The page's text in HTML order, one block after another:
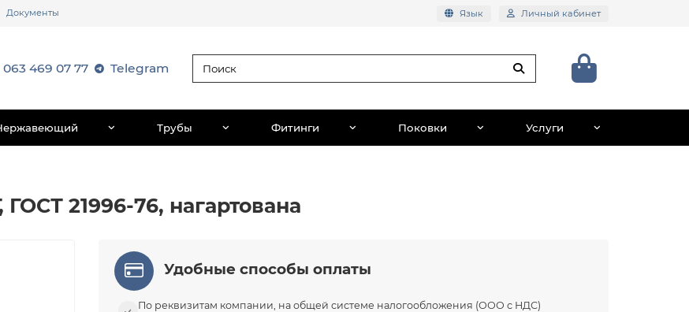
Документы Язык Личный кабинет
063 469 07 77 Telegram
Трубы Фитинги Поковки Услуги
21996-76, нагартована
Удобные способы оплаты
По реквизитам компании, на общей системе налогообложения (ООО с НДС)